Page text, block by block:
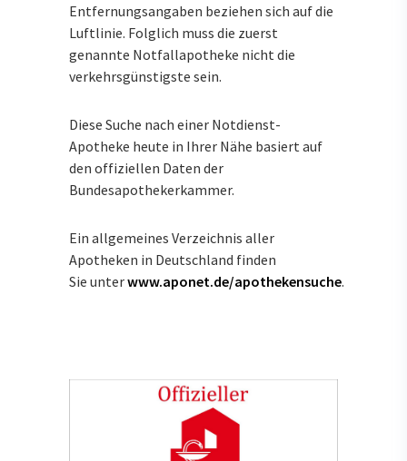
Entfernungsangaben beziehen sich auf die
Luftlinie. Folglich muss die zuerst
genannte Notfallapotheke nicht die
verkehrsgünstigste sein.
Diese Suche nach einer Notdienst-
Apotheke heute in Ihrer Nähe basiert auf
den offiziellen Daten der
Bundesapothekerkammer.
Ein allgemeines Verzeichnis aller
Apotheken in Deutschland finden
Sie unterwww.aponet.de/apothekensuche.